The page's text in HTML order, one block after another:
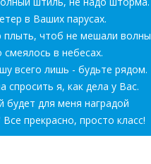
в Ваших парусах.
плыть, чтоб не мешали волны
в небесах.
всего лишь - будьте рядом.
спросить я, как дела у Вас.
будет для меня наградой
прекрасно, просто класс!